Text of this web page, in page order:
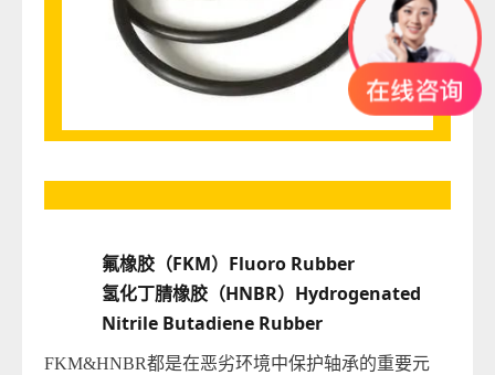
氟橡胶（FKM） Fluoro Rubber
氢化丁腈橡胶（HNBR） Hydrogenated
Nitrile Butadiene Rubber
FKM&HNBR都是在恶劣环境中保护轴承的重要元